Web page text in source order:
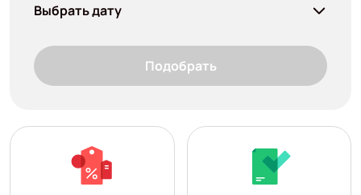
Выбрать дату
Подобрать